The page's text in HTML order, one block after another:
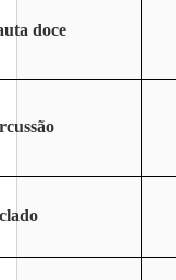
doce